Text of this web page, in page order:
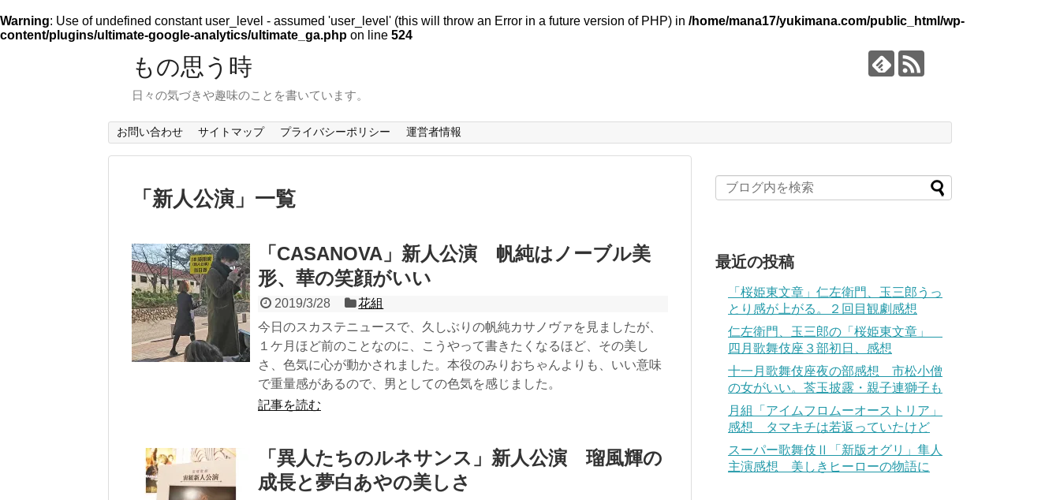
Warning: Use of undefined constant user_level - assumed 'user_level' (this will throw an Error in a future version of PHP) in /home/mana17/yukimana.com/public_html/wp-
content/plugins/ultimate-google-analytics/ultimate_ga.php on line 524
もの思う時
日々の気づきや趣味のことを書いています。
お問い合わせ サイトマップ プライバシーポリシー 運営者情報
「 新人公演 」 一覧
「CASANOVA」新人公演 帆純はノーブル美
形、華の笑顔がいい
2019/3/28
花組
今日のスカステニュースで、久しぶりの帆純カサノヴァを見ましたが、
１ケ月ほど前のことなのに、こうやって書きたくなるほど、その美し
さ、色気に心が動かされました。本役のみりおちゃんよりも、いい意味
で重量感があるので、男としての色気を感じました。
記事を読む
「異人たちのルネサンス」新人公演 瑠風輝の
成長と夢白あやの美しさ
最近の投稿
「桜姫東文章」仁左衛門、玉三郎うっ
とり感が上がる。２回目観劇感想
仁左衛門、玉三郎の「桜姫東文章」
四月歌舞伎座３部初日、感想
十一月歌舞伎座夜の部感想 市松小僧
の女がいい。莟玉披露・親子連獅子も
月組「アイムフロムーオーストリア」
感想 タマキチは若返っていたけど
スーパー歌舞伎Ⅱ「新版オグリ」隼人
主演感想 美しきヒーローの物語に